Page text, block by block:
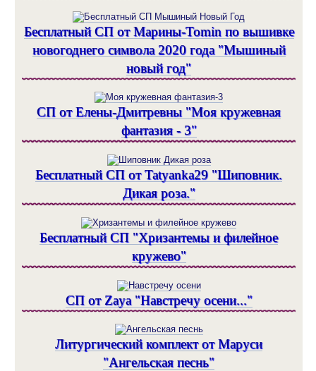
Бесплатный СП от Марины-Tomin по вышивке
новогоднего символа 2020 года "Мышиный
новый год"
СП от Елены-Дмитревны "Моя кружевная
фантазия - 3"
Бесплатный СП от Tatyanka29 "Шиповник.
Дикая роза."
Бесплатный СП "Хризантемы и филейное
кружево"
СП от Zaya "Навстречу осени..."
Литургический комплект от Маруси
"Ангельская песнь"